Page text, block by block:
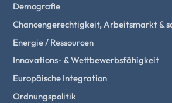
Demografie
Chancengerechtigkeit, Arbeitsmarkt &
Energie / Ressourcen
Innovations- & Wettbewerbsfähigkeit
Europäische Integration
Ordnungspolitik